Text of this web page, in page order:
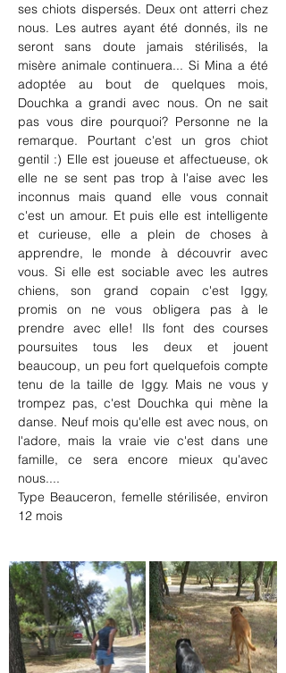
ses chiots dispersés. Deux ont atterri chez
nous. Les autres ayant été donnés, ils ne
seront sans doute jamais stérilisés, la
misère animale continuera... Si Mina a été
adoptée au bout de quelques mois,
Douchka a grandi avec nous. On ne sait
pas vous dire pourquoi? Personne ne la
remarque. Pourtant c'est un gros chiot
gentil :) Elle est joueuse et affectueuse, ok
elle ne se sent pas trop à l'aise avec les
inconnus mais quand elle vous connait
c'est un amour. Et puis elle est intelligente
et curieuse, elle a plein de choses à
apprendre, le monde à découvrir avec
vous. Si elle est sociable avec les autres
chiens, son grand copain c'est Iggy,
promis on ne vous obligera pas à le
prendre avec elle! Ils font des courses
poursuites tous les deux et jouent
beaucoup, un peu fort quelquefois compte
tenu de la taille de Iggy. Mais ne vous y
trompez pas, c'est Douchka qui mène la
danse. Neuf mois qu'elle est avec nous, on
l'adore, mais la vraie vie c'est dans une
famille, ce sera encore mieux qu'avec
nous....
Type Beauceron, femelle stérilisée, environ
12 mois